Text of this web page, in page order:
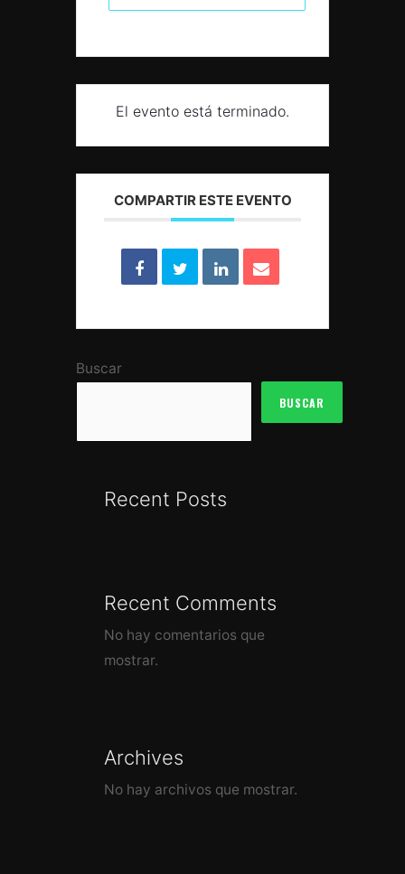
El evento está terminado.
COMPARTIR ESTE EVENTO
Buscar
BUSCAR
Recent Posts
Recent Comments
No hay comentarios que
mostrar.
Archives
No hay archivos que mostrar.